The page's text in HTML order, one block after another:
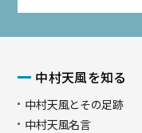
中村天風を知る
中村天風とその足跡
中村天風名言